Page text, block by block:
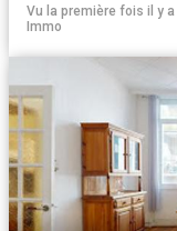
Vu la première fois il y
Immo